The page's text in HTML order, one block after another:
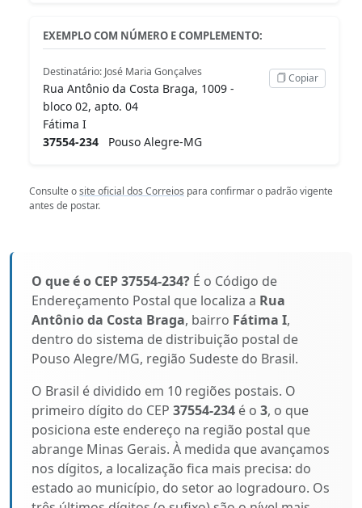
EXEMPLO COM NÚMERO E COMPLEMENTO:
Destinatário: José Maria Gonçalves
Rua Antônio da Costa Braga, 1009 -
bloco 02, apto. 04
Fátima I
37554-234 Pouso Alegre-MG
Copiar
Consulte osite oficial dos Correios para confirmar o padrão vigente
antes de postar.
O que é o CEP 37554-234? É o Código de
Endereçamento Postal que localiza a Rua
Antônio da Costa Braga, bairro Fátima I,
dentro do sistema de distribuição postal de
Pouso Alegre/MG, região Sudeste do Brasil.
O Brasil é dividido em 10 regiões postais. O
primeiro dígito do CEP 37554-234 é o 3, o que
posiciona este endereço na região postal que
abrange Minas Gerais. À medida que avançamos
nos dígitos, a localização fica mais precisa: do
estado ao município, do setor ao logradouro. Os